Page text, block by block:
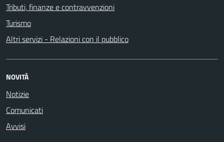
Tributi, finanze e contravvenzioni
Turismo
Altri servizi - Relazioni con il pubblico
NOVITÀ
Notizie
Comunicati
Avvisi